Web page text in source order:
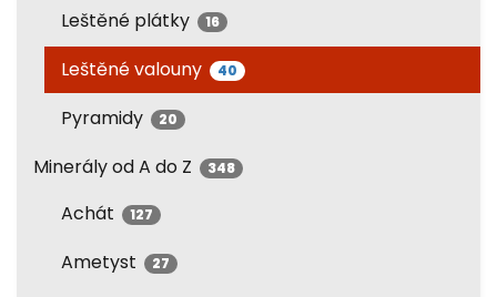
Leštěné plátky 16
Leštěné valouny 40
Pyramidy 20
Minerály od A do Z 348
Achát 127
Ametyst 27